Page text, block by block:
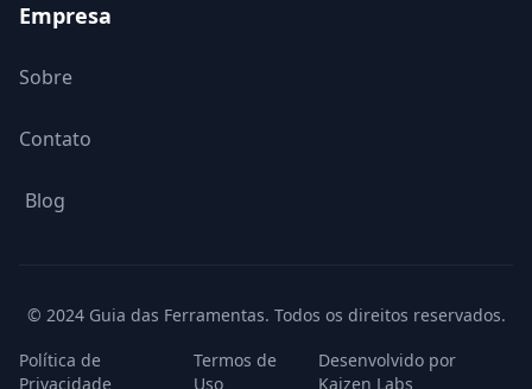
Empresa
Sobre
Contato
Blog
© 2024 Guia das Ferramentas. Todos os direitos reservados.
Política de
Privacidade
Termos de
Uso
Desenvolvido por
Kaizen Labs